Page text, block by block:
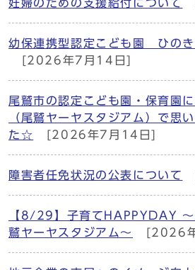
妊婦のための支援給付について
幼保連携型認定こども園 ひのき
[2026年7月14日]
尾鷲市の認定こども園・保育
（尾鷲ヤーヤスタジアム）で思
た☆
[2026年7月14日]
障害者任免状況の公表について
【8/29】子育てHAPPYDAY
鷲ヤーヤスタジアム～
[2026